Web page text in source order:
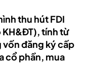
thu hút FDI
tính từ
đăng ký cấp
cổ phần, mua